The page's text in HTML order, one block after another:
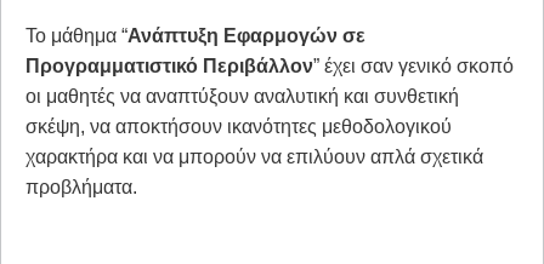
Το μάθημα “Ανάπτυξη Εφαρμογών σε
Προγραμματιστικό Περιβάλλον” έχει σαν γενικό σκοπό
οι μαθητές να αναπτύξουν αναλυτική και συνθετική
σκέψη, να αποκτήσουν ικανότητες μεθοδολογικού
χαρακτήρα και να μπορούν να επιλύουν απλά σχετικά
προβλήματα.